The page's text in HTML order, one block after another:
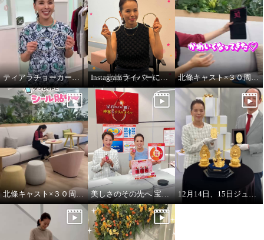
ティアラチョーカーをご紹介します♪ Instagramライバーに挑戦！ 北條キャスト×３０周年タブレットにシール貼りpart2
北條キャスト×３０周年タブレットにシール貼り 美しさのその先へ 宝石のように輝く 神秘のオイル レッドオメガ１００ 12月14日、15日ジュエリー・ゴールド特別販売会 開催